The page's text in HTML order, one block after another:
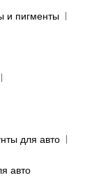
и пигменты
для авто
авто